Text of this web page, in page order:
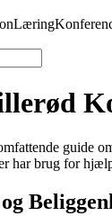
Læring
guide
har brug for